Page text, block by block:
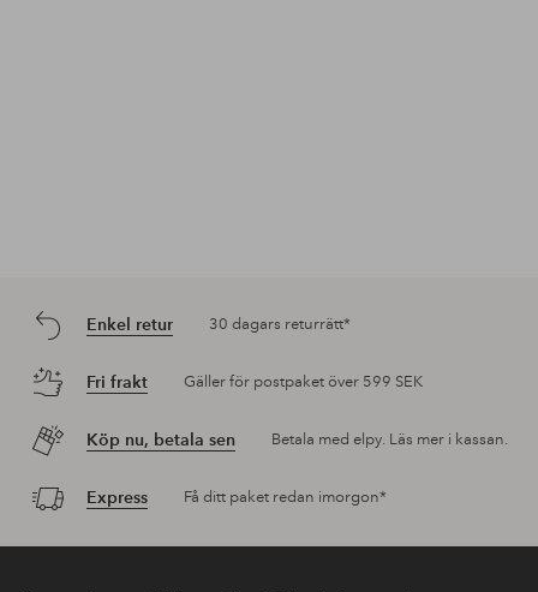
Enkel retur 30 dagars returrätt*
Fri frakt Gäller för postpaket över 599 SEK
Köp nu, betala sen Betala med elpy. Läs mer i kassan.
Express Få ditt paket redan imorgon*